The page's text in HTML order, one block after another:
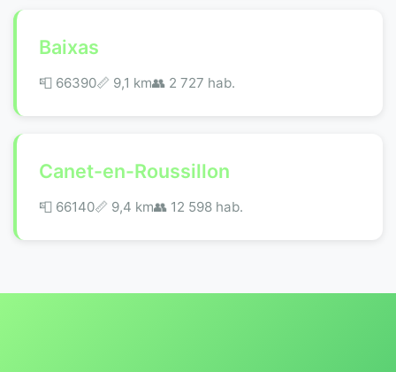
Baixas
📮 66390📏 9,1 km👥 2 727 hab.
Canet-en-Roussillon
📮 66140📏 9,4 km👥 12 598 hab.